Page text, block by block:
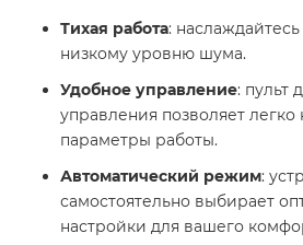
Тихая работа:
низкому уровню шума.
Удобное управление: пульт
управления позволяет легко
параметры работы. ️
Автоматический режим:
самостоятельно выбирает
настройки для вашего